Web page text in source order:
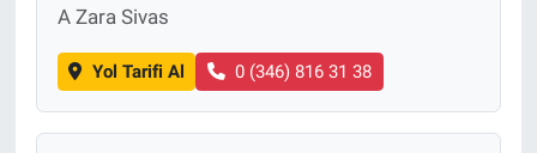
A Zara Sivas
Yol Tarifi Al 0 (346) 816 31 38